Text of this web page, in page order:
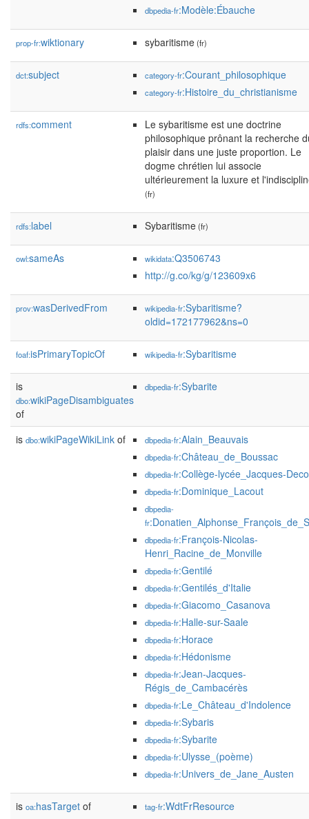
dbpedia-fr:Modèle:Ébauche
prop-fr:wiktionary sybaritisme(fr)
dct:subject category-fr:Courant_philosophique
category-fr:Histoire_du_christianisme
rdfs:comment
Le sybaritisme est une doctrine
philosophique prônant la recherche
plaisir dans une juste proportion. Le
dogme chrétien lui associe
ultérieurement la luxure et
(fr)
rdfs:label Sybaritisme(fr)
owl:sameAs wikidata:Q3506743
http://g.co/kg/g/123609x6
prov:wasDerivedFrom wikipedia-fr:Sybaritisme?
oldid=172177962&ns=0
foaf:isPrimaryTopicOf wikipedia-fr:Sybaritisme
is
dbo:wikiPageDisambiguates
of
dbpedia-fr:Sybarite
is dbo:wikiPageWikiLink of dbpedia-fr:Alain_Beauvais
dbpedia-fr:Château_de_Boussac
dbpedia-fr:Collège-lycée_Jacques-
dbpedia-fr:Dominique_Lacout
dbpedia-
fr
dbpedia-fr:François-Nicolas-
Henri_Racine_de_Monville
dbpedia-fr:Gentilé
dbpedia-fr:Gentilés_d'Italie
dbpedia-fr:Giacomo_Casanova
dbpedia-fr:Halle-sur-Saale
dbpedia-fr:Horace
dbpedia-fr:Hédonisme
dbpedia-fr:Jean-Jacques-
Régis_de_Cambacérès
dbpedia-fr:Le_Château_d'Indolence
dbpedia-fr:Sybaris
dbpedia-fr:Sybarite
dbpedia-fr:Ulysse_(poème)
dbpedia-fr:Univers_de_Jane_Austen
is oa:hasTarget of tag-fr:WdtFrResource